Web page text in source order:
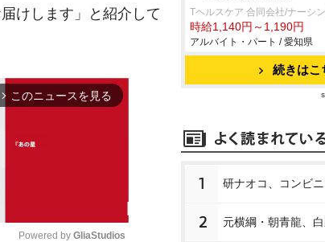
けします」と紹介して
arrow_forward_ios このニュースを見る
Powered by GliaStudios
Tヘルスケア 合同会社/ナーシ
時給1,140円～1,190円
アルバイト・パート / 愛知県
続きはこ
1 研ナオコ、コンビ
2 元横綱・朝青龍、